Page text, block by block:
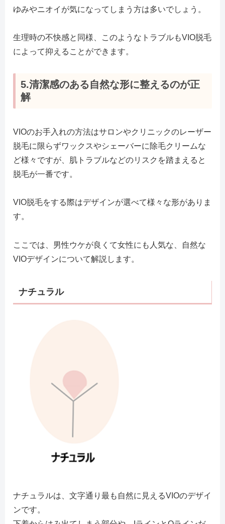
ゆみやニオイが気になってしまう方は多いでしょう。
生理時の不快感と同様、このようなトラブルもVIO脱毛
によって抑えることができます。
5.清潔感のある自然な形に整えるのが正
解
VIOのお手入れの方法はサロンやクリニックのレーザー
脱毛に限らずワックスやシェーバーに除毛クリームな
ど様々ですが、肌トラブルなどのリスクを踏まえると
脱毛が一番です。
VIO脱毛をする際はデザインが選べて様々な形がありま
す。
ここでは、男性ウケが良くて女性にも人気な、自然な
VIOデザインについて解説します。
ナチュラル
ナチュラルは、文字通り最も自然に見えるVIOのデザイ
ンです。